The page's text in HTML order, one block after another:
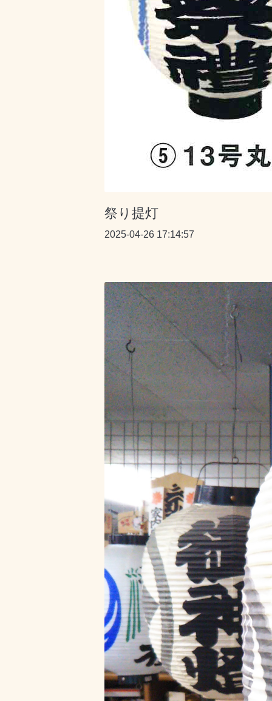
祭り提灯
2025-04-26 17:14:57